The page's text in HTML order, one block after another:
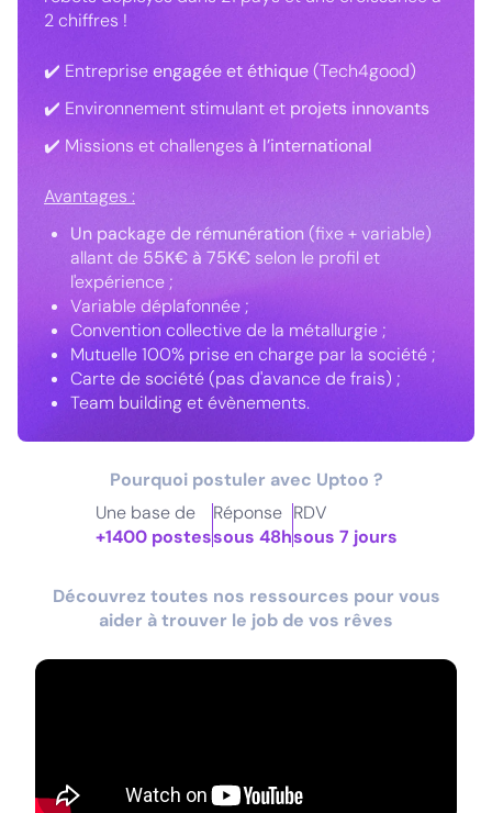
2 chiffres !
✔️ Entrepriseengagée et éthique(Tech4good)
✔️ Environnement stimulant et projets innovants
✔️ Missions et challenges à l’international
Avantages :
Un package de rémunération(fixe + variable)
allant de 55K€ à 75K€ selon le profil et
l'expérience ;
Variable déplafonnée ;
Convention collective de la métallurgie ;
Mutuelle 100% prise en charge par la société ;
Carte de société (pas d'avance de frais) ;
Team building et évènements.
Pourquoi postuler avec Uptoo ?
Une base de
+1400 postes
Réponse
sous 48h
RDV
sous 7 jours
Découvrez toutes nos ressources pour vous
aider à trouver le job de vos rêves